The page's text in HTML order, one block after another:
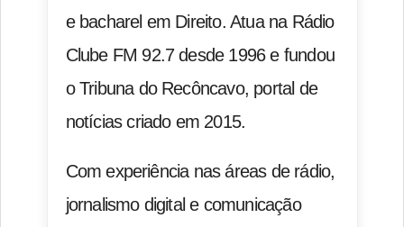
e bacharel em Direito. Atua na Rádio
Clube FM 92.7 desde 1996 e fundou
o Tribuna do Recôncavo, portal de
notícias criado em 2015.
Com experiência nas áreas de rádio,
jornalismo digital e comunicação